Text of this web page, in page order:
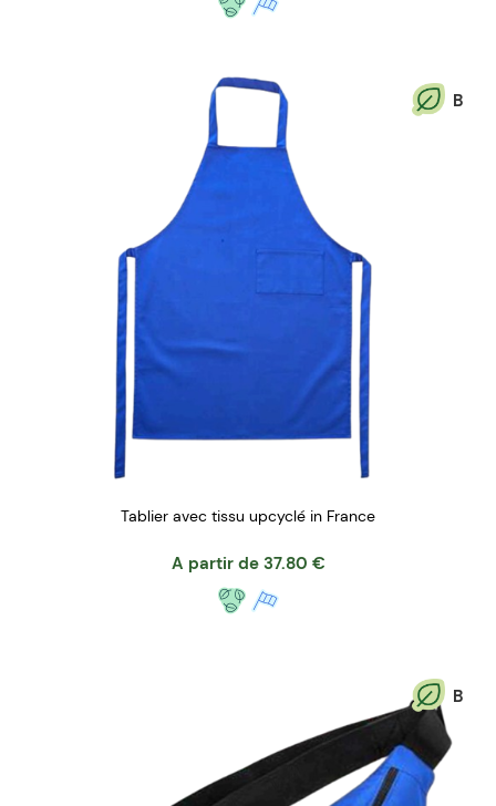
B
Tablier avec tissu upcyclé in France
A partir de 37.80 €
B